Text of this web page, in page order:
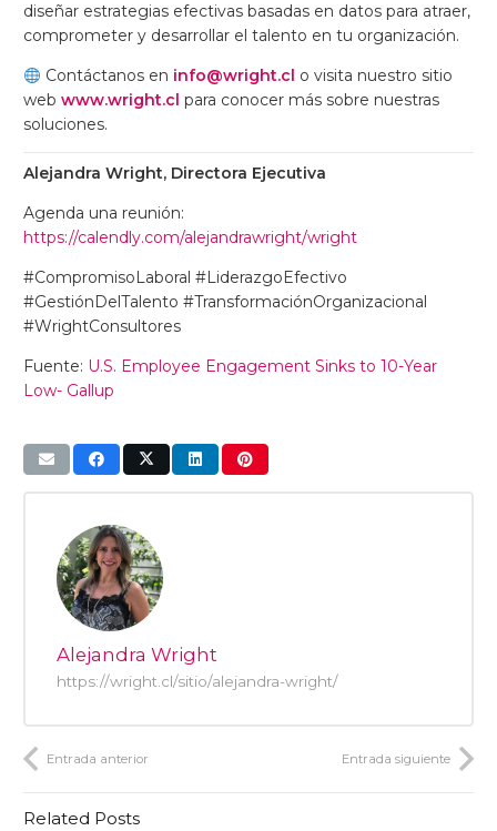
diseñar estrategias efectivas basadas en datos para atraer,
comprometer y desarrollar el talento en tu organización.
Contáctanos en info@wright.cl o visita nuestro sitio
web www.wright.cl para conocer más sobre nuestras
soluciones.
Alejandra Wright, Directora Ejecutiva
Agenda una reunión:
https://calendly.com/alejandrawright/wright
#CompromisoLaboral #LiderazgoEfectivo
#GestiónDelTalento #TransformaciónOrganizacional
#WrightConsultores
Fuente: U.S. Employee Engagement Sinks to 10-Year
Low- Gallup
Alejandra Wright
https://wright.cl/sitio/alejandra-wright/
Entrada anterior Entrada siguiente
Related Posts